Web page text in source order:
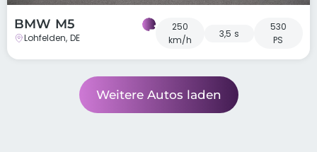
BMW M5
Lohfelden, DE
250
km/h
3,5 s
530
PS
Weitere Autos laden